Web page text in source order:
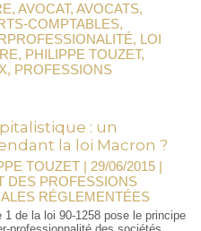
, AVOCAT, AVOCATS,
COMPTABLES,
, LOI
, PHILIPPE TOUZET,
, PROFESSIONS
: un
la loi Macron ?
TOUZET | 29/06/2015 |
DES PROFESSIONS
RÉGLEMENTÉES
1 de la loi 90-1258 pose le principe